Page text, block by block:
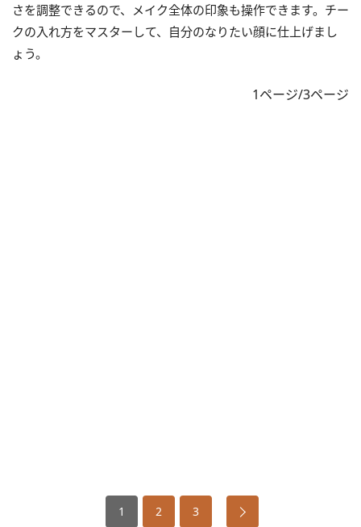
さを調整できるので、メイク全体の印象も操作できます。チー
クの入れ方をマスターして、自分のなりたい顔に仕上げまし
ょう。
1ページ/3ページ
1 2 3